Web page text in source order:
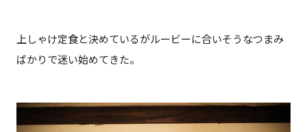
上しゃけ定食と決めているがルービーに合いそうなつまみ
ばかりで迷い始めてきた。